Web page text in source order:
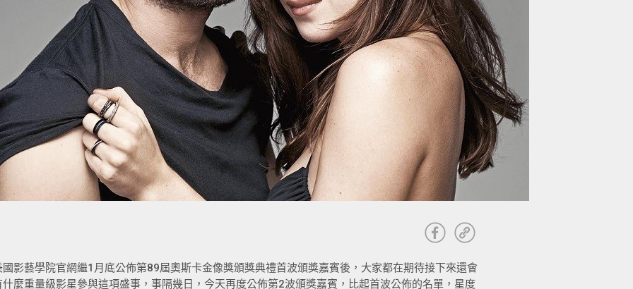
國影藝學院官網繼1月底公佈第89屆奧斯卡金像獎頒獎典禮首波頒獎嘉賓後，大家都在期待接下來還會
什麼重量級影星參與這項盛事，事隔幾日，今天再度公佈第2波頒獎嘉賓，比起首波公佈的名單，星度